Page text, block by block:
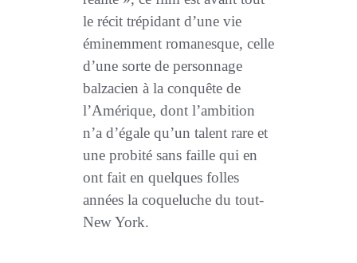
le récit trépidant d’une vie
éminemment romanesque, celle
d’une sorte de personnage
balzacien à la conquête de
l’Amérique, dont l’ambition
n’a d’égale qu’un talent rare et
une probité sans faille qui en
ont fait en quelques folles
années la coqueluche du tout-
New York.